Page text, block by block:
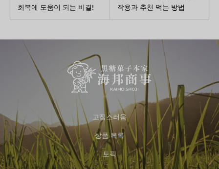
회복에 도움이 되는 비결!
작용과 추천 먹는 방법
고집스러움
상품 목록
토픽